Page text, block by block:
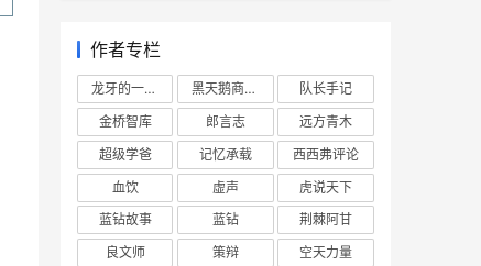
作者专栏
龙牙的一座山 黑天鹅商业情报站
队长手记
金桥智库
郎言志
远方青木
超级学爸
记忆承载
西西弗评论
血饮
虚声
虎说天下
蓝钻故事
蓝钻
荆棘阿甘
良文师
策辩
空天力量